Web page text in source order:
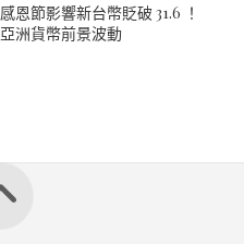
感恩節影響新台幣貶破 31.6 ！
亞洲貨幣前景波動